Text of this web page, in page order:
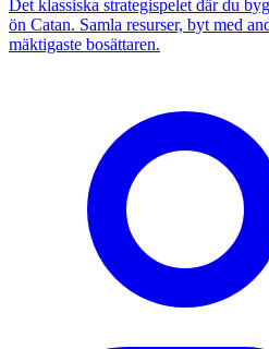
Det klassiska strategispelet där du
ön Catan. Samla resurser, byt med
mäktigaste bosättaren.